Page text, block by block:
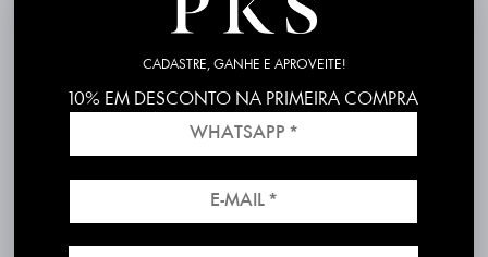
G GG
CADASTRE, GANHE E APROVEITE!
10% EM DESCONTO NA PRIMEIRA COMPRA